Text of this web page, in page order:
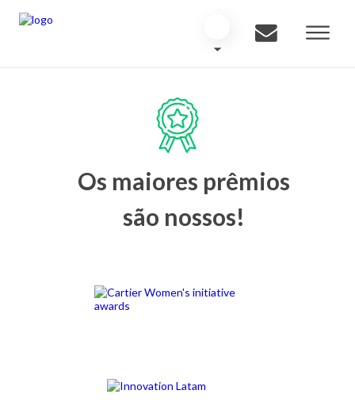
Os maiores prêmios
são nossos!